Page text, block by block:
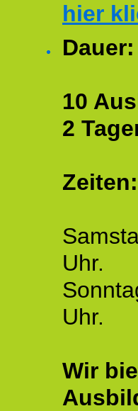
hier
Dauer:
10
2
Zeiten:
Uhr.
Uhr.
Wir